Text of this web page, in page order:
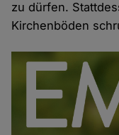
zu dürfen.
Kirchenböden